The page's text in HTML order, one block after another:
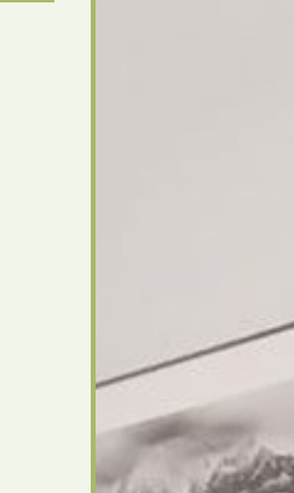
Doaa Elsayd
القاهرة - مصر